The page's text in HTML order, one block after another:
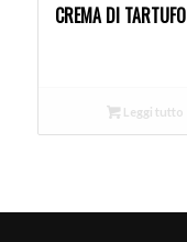
CREMA DI TARTUFO
Leggi tutto